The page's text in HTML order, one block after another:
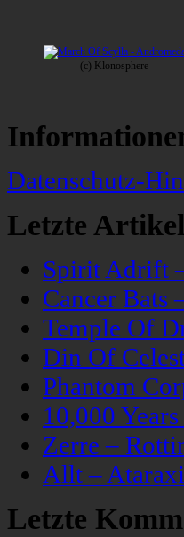
(c) Klonosphere
Datenschutz-
Letzte Artikel
Spirit Adrift
Cancer Bats
Temple Of
Din Of
Phantom
10,000
Zerre –
Allt –
Letzte